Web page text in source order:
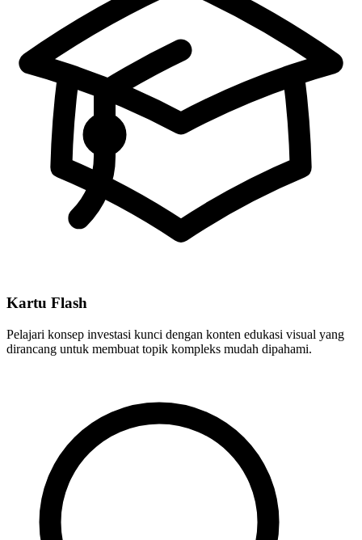
Kartu Flash
Pelajari konsep investasi kunci dengan konten edukasi visual yang
dirancang untuk membuat topik kompleks mudah dipahami.